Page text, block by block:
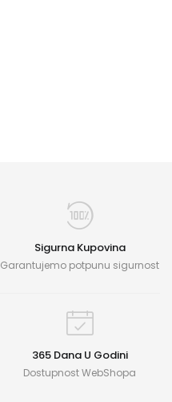
Sigurna Kupovina
Garantujemo potpunu sigurnost
365 Dana U Godini
Dostupnost WebShopa